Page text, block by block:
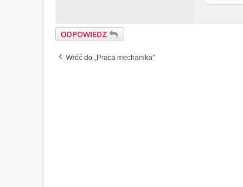
ODPOWIEDZ
Wróć do „Praca mechanika”